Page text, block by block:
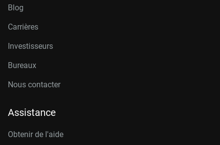
Blog
Carrières
Investisseurs
Bureaux
Nous contacter
Assistance
Obtenir de l'aide